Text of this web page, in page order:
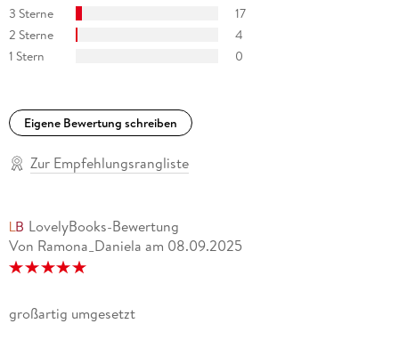
3 Sterne
17
2 Sterne
4
1 Stern
0
Eigene Bewertung schreiben
Zur Empfehlungsrangliste
LovelyBooks-Bewertung
Von Ramona_Daniela am 08.09.2025
großartig umgesetzt